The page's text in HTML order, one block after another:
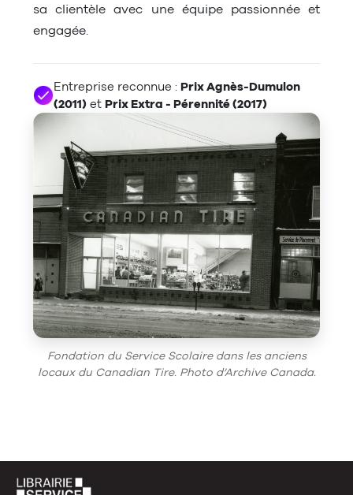
sa clientèle avec une équipe passionnée et
engagée.
Entreprise reconnue : Prix Agnès-Dumulon
(2011) et Prix Extra - Pérennité (2017)
Fondation du Service Scolaire dans les anciens
locaux du Canadian Tire. Photo d’Archive Canada.